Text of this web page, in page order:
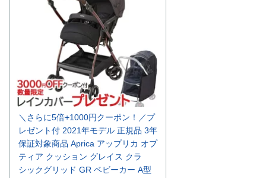
＼さらに5倍+1000円クーポン！／プ
レゼント付 2021年モデル 正規品 3年
保証対象商品 Aprica アップリカ オプ
ティア クッション グレイス クラ
シックグリッド GR ベビーカー A型